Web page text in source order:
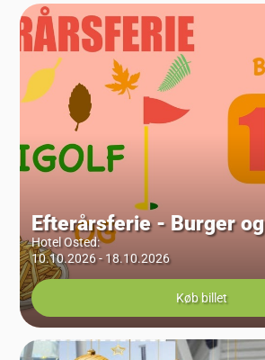
Efterårsferie - Burger
Hotel Osted:
10.10.2026 - 18.10.2026
Køb billet